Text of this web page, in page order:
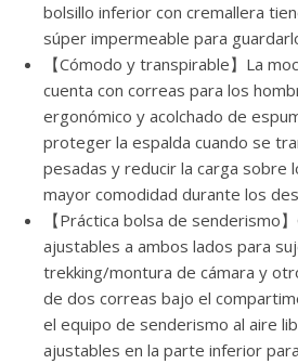
bolsillo inferior con cremallera
súper impermeable para
【Cómodo y transpirable】La
cuenta con correas para los
ergonómico y acolchado de
proteger la espalda cuando se
pesadas y reducir la carga sobre
mayor comodidad durante los
【Práctica bolsa de senderismo
ajustables a ambos lados para
trekking/montura de cámara y
de dos correas bajo el
el equipo de senderismo al aire
ajustables en la parte inferior